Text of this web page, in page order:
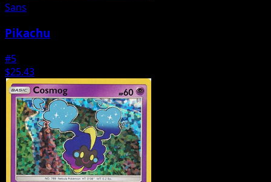
Sans
Pikachu
#5
$25.43